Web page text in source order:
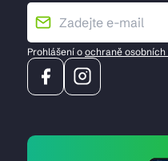
Prohlášení o ochraně osobních